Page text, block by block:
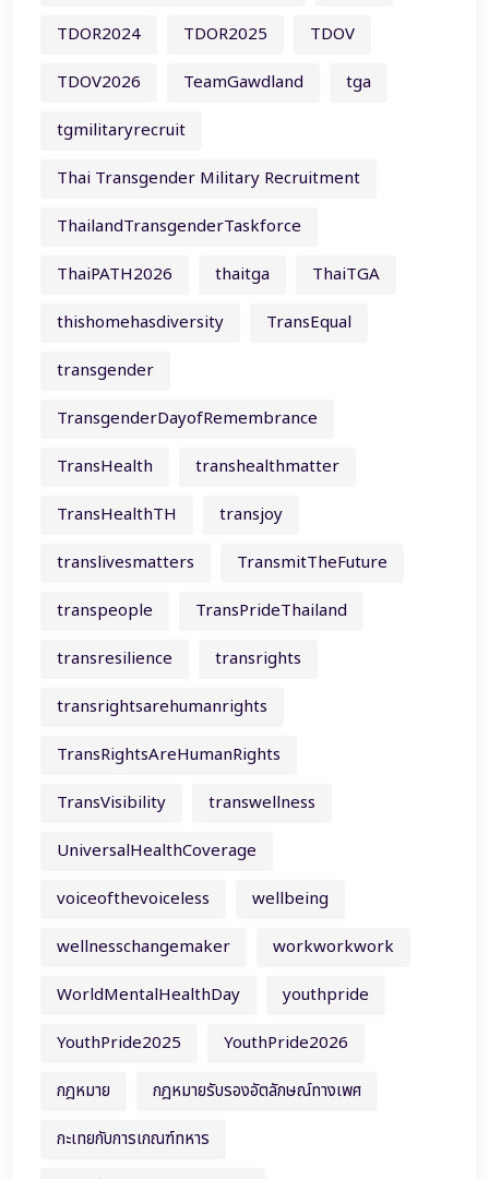
TDOR2024
TDOR2025
TDOV
TDOV2026
TeamGawdland
tga
tgmilitaryrecruit
Thai Transgender Military Recruitment
ThailandTransgenderTaskforce
ThaiPATH2026
thaitga
ThaiTGA
thishomehasdiversity
TransEqual
transgender
TransgenderDayofRemembrance
TransHealth
transhealthmatter
TransHealthTH
transjoy
translivesmatters
TransmitTheFuture
transpeople
TransPrideThailand
transresilience
transrights
transrightsarehumanrights
TransRightsAreHumanRights
TransVisibility
transwellness
UniversalHealthCoverage
voiceofthevoiceless
wellbeing
wellnesschangemaker
workworkwork
WorldMentalHealthDay
youthpride
YouthPride2025
YouthPride2026
กฎหมาย
กฎหมายรับรองอัตลักษณ์ทางเพศ
กะเทยกับการเกณฑ์ทหาร